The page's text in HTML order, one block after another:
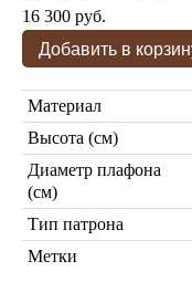
Лампы со
Торшеры
16 300 руб.
Материал
Высота (см)
Диаметр плафона
(см)
Тип патрона
Метки